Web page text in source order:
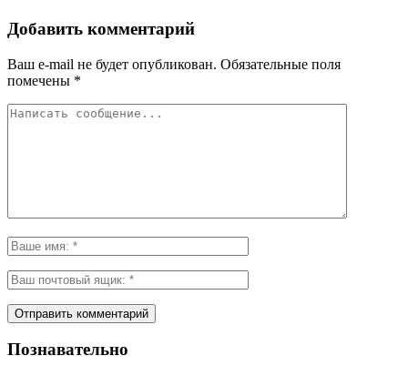
Добавить комментарий
Ваш e-mail не будет опубликован. Обязательные поля
помечены *
Познавательно